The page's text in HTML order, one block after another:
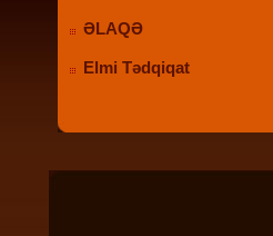
ƏLAQƏ
Elmi Tədqiqat